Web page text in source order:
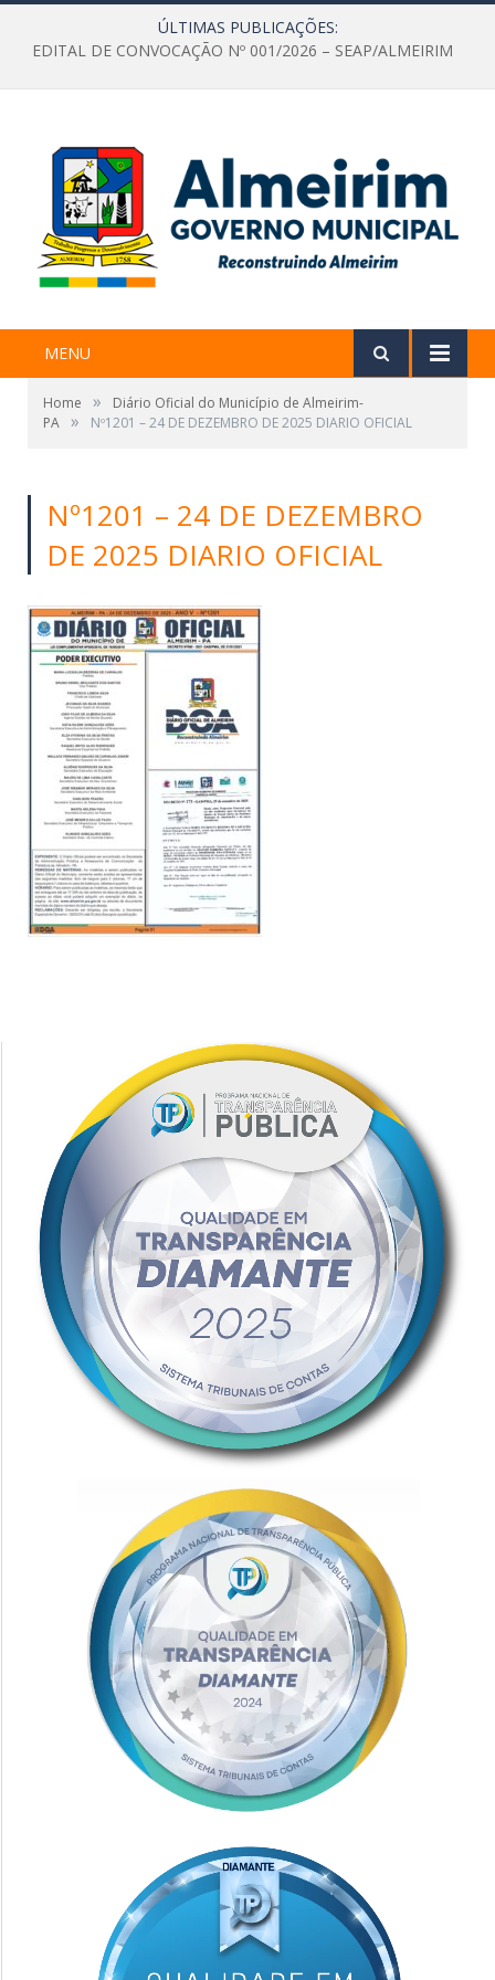
ÚLTIMAS PUBLICAÇÕES:
EDITAL DE CONVOCAÇÃO Nº 001/2026 – SEAP/ALMEIRIM
MENU
Home »
Diário Oficial do Município de Almeirim-
PA » Nº1201 – 24 DE DEZEMBRO DE 2025 DIARIO OFICIAL
Nº1201 – 24 DE DEZEMBRO
DE 2025 DIARIO OFICIAL